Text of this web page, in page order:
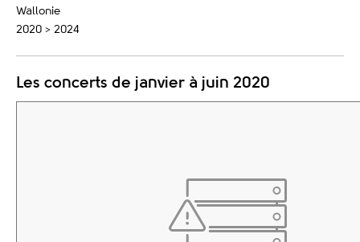
Wallonie
2020 > 2024
Les concerts de janvier à juin 2020